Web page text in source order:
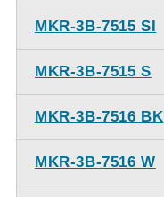
MKR-3B-7515 SI
MKR-3B-7515 S
MKR-3B-7516 BK
MKR-3B-7516 W